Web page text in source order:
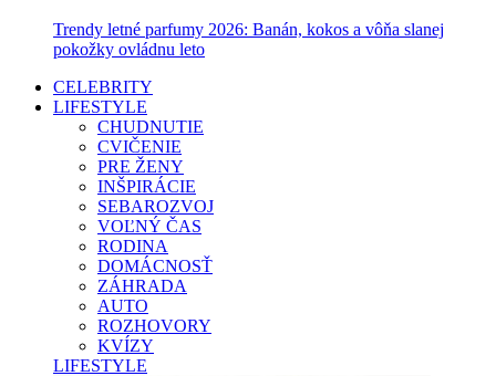
Trendy letné parfumy 2026: Banán, kokos a vôňa slanej
pokožky ovládnu leto
CELEBRITY
LIFESTYLE
CHUDNUTIE
CVIČENIE
PRE ŽENY
INŠPIRÁCIE
SEBAROZVOJ
VOĽNÝ ČAS
RODINA
DOMÁCNOSŤ
ZÁHRADA
AUTO
ROZHOVORY
KVÍZY
LIFESTYLE